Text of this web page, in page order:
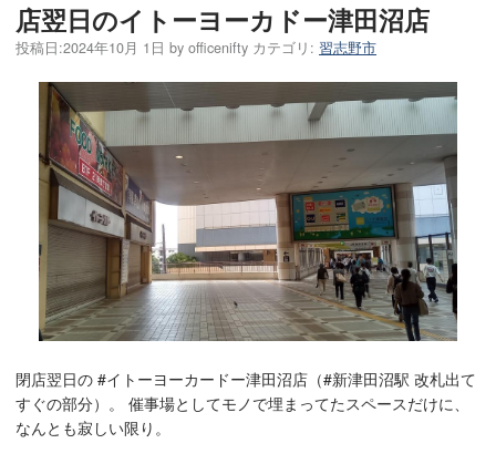
店翌日のイトーヨーカドー津田沼店
投稿日:2024年10月 1日 by officenifty カテゴリ: 習志野市
閉店翌日の #イトーヨーカードー津田沼店（#新津田沼駅 改札出て
すぐの部分）。 催事場としてモノで埋まってたスペースだけに、
なんとも寂しい限り。